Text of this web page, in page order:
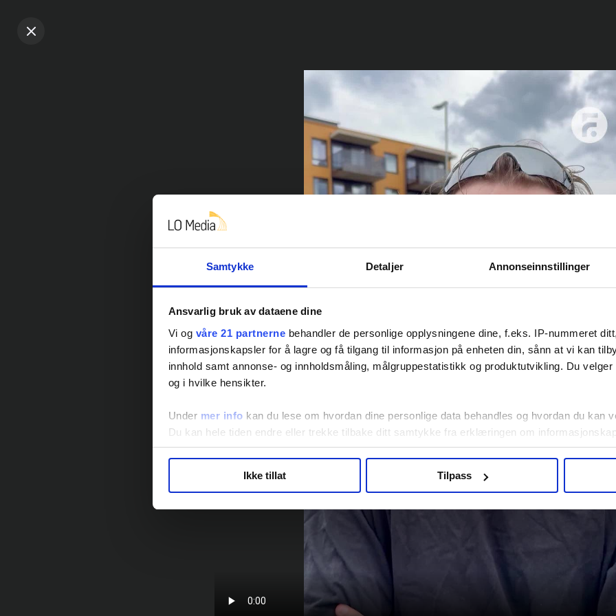
Samtykke Detaljer Annonseinnstillinger
Ansvarlig bruk av dataene dine
Vi og våre 21 partnerne behandler de personlige opplysningene dine, f.eks. IP-nummeret
informasjonskapsler for å lagre og få tilgang til informasjon på enheten din, sånn at vi kan
innhold samt annonse- og innholdsmåling, målgruppestatistikk og produktutvikling. Du
og i hvilke hensikter.
Under mer info kan du lese om hvordan dine personlige data behandles og hvordan du kan
Du kan hele tiden endre eller trekke tilbake ditt samtykke fra erklæringen om
hvordan våre nettsider blir brukt slik at vi tilby relevant innhold, tilpassede annonser og
annonsering. Disse er angitt i oversikten lengre ned på denne siden.
Ikke tillat Tilpass